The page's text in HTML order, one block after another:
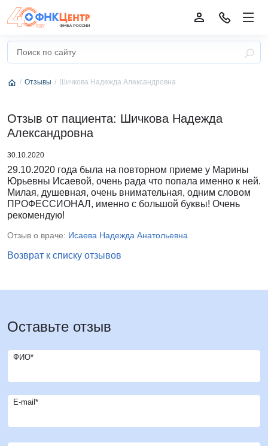
Отзывы Шичкова Надежда Александровна
Отзыв от пациента: Шичкова Надежда
Александровна
30.10.2020
29.10.2020 года была на повторном приеме у Марины
Юрьевны Исаевой, очень рада что попала именно к ней.
Милая, душевная, очень внимательная, одним словом
ПРОФЕССИОНАЛ, именно с большой буквы! Очень
рекомендую!
Отзыв о враче: Исаева Надежда Анатольевна
Возврат к списку отзывов
Оставьте отзыв
ФИО*
E-mail*